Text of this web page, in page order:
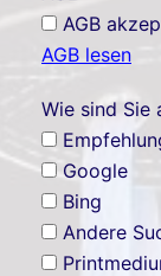
AGB
AGB lesen
Wie sind Sie
Google
Bing
Andere